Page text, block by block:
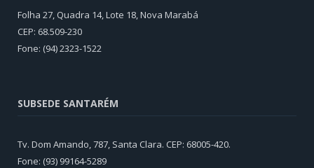
Folha 27, Quadra 14, Lote 18, Nova Marabá
CEP: 68.509-230
Fone: (94) 2323-1522
SUBSEDE SANTARÉM
Tv. Dom Amando, 787, Santa Clara. CEP: 68005-420.
Fone: (93) 99164-5289